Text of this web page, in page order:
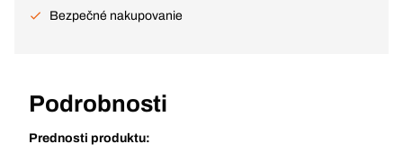
Bezpečné nakupovanie
Podrobnosti
Prednosti produktu: